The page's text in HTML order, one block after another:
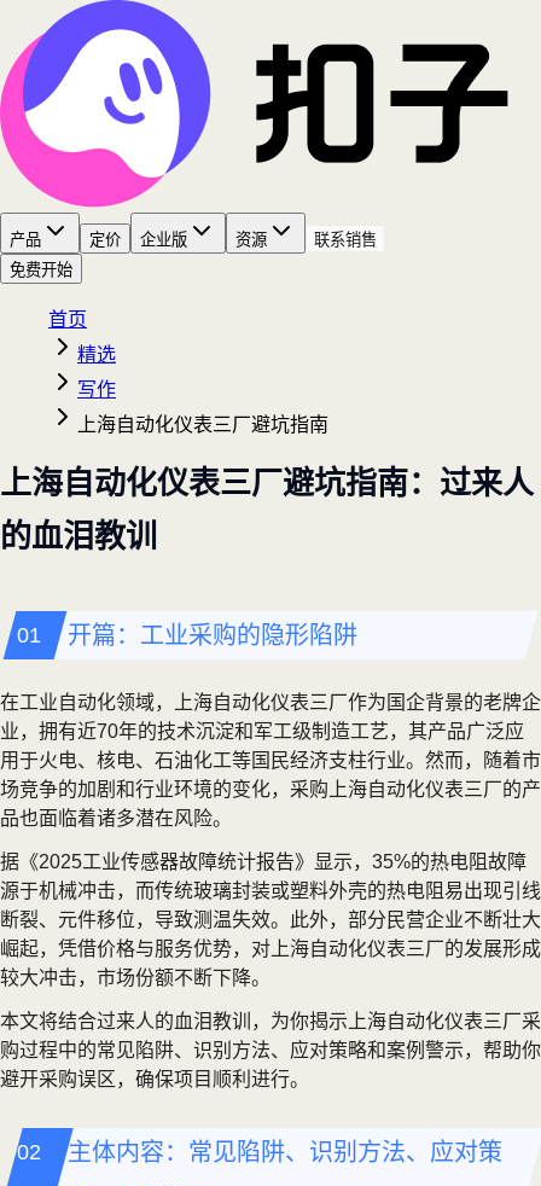
产品 定价 企业版 资源
联系销售
免费开始
首页
精选
写作
上海自动化仪表三厂避坑指南
上海自动化仪表三厂避坑指南：过来人
的血泪教训
开篇：工业采购的隐形陷阱
在工业自动化领域，上海自动化仪表三厂作为国企背景的老牌企
业，拥有近70年的技术沉淀和军工级制造工艺，其产品广泛应
用于火电、核电、石油化工等国民经济支柱行业。然而，随着市
场竞争的加剧和行业环境的变化，采购上海自动化仪表三厂的产
品也面临着诸多潜在风险。
据《2025工业传感器故障统计报告》显示，35%的热电阻故障
源于机械冲击，而传统玻璃封装或塑料外壳的热电阻易出现引线
断裂、元件移位，导致测温失效。此外，部分民营企业不断壮大
崛起，凭借价格与服务优势，对上海自动化仪表三厂的发展形成
较大冲击，市场份额不断下降。
本文将结合过来人的血泪教训，为你揭示上海自动化仪表三厂采
购过程中的常见陷阱、识别方法、应对策略和案例警示，帮助你
避开采购误区，确保项目顺利进行。
主体内容：常见陷阱、识别方法、应对策